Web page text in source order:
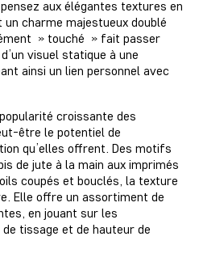
aux élégantes textures en
charme majestueux doublé
» touché » fait passer
visuel statique à une
ainsi un lien personnel avec
croissante des
être le potentiel de
qu’elles offrent. Des motifs
de jute à la main aux imprimés
coupés et bouclés, la texture
Elle offre un assortiment de
en jouant sur les
tissage et de hauteur de